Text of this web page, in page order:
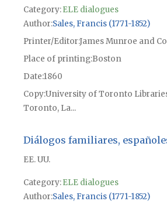
Category:ELE dialogues
Author Sales, Francis (1771-1852)
Printer/EditorJames Munroe and
Place of printingBoston
Date1860
CopyUniversity of Toronto
Toronto, La...
Diálogos familiares,
EE. UU.
Category:ELE dialogues
Author Sales, Francis (1771-1852)